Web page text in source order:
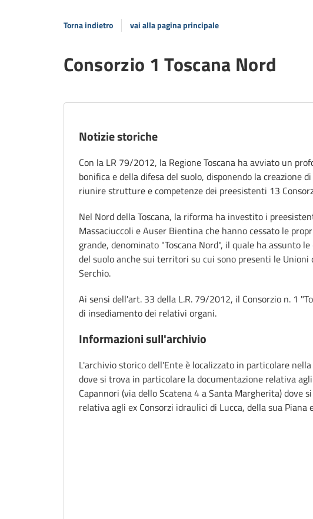
Torna indietro vai alla pagina principale
Consorzio 1 Toscana Nord
Notizie storiche
Con la LR 79/2012, la Regione Toscana ha avviato un
bonifica e della difesa del suolo, disponendo la creazione
riunire strutture e competenze dei preesistenti 13
Nel Nord della Toscana, la riforma ha investito i
Massaciuccoli e Auser Bientina che hanno cessato le
grande, denominato "Toscana Nord", il quale ha assunto
del suolo anche sui territori su cui sono presenti le Unioni
Serchio.
Ai sensi dell'art. 33 della L.R. 79/2012, il Consorzio n. 1
di insediamento dei relativi organi.
Informazioni sull'archivio
L'archivio storico dell'Ente è localizzato in particolare
dove si trova in particolare la documentazione relativa
Capannori (via dello Scatena 4 a Santa Margherita) dove
relativa agli ex Consorzi idraulici di Lucca, della sua Piana